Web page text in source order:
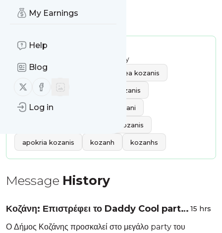
My Earnings
Help
Blog
Follow us on X (twitter)
Follow us on Facebook
Log in
Κοζάνη - kozani nea
Publisher:
18.03 / day
Tags:
kozani nea kozanis
enimerosi kozani agora kozanis
delivery kozani cinema kozani
giatroi kozanis
apokria kozanis kozanh kozanhs
Message History
Κοζάνη: Επιστρέφει το Daddy Cool party
την Παρασκευή 21 Αυγούστου 2026
15 hrs
Ο Δήμος Κοζάνης προσκαλεί στο μεγάλο party του